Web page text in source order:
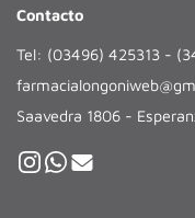
Contacto
Tel: (03496) 425313 -
Saavedra 1806 -